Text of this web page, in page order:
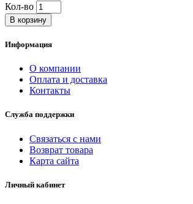
Кол-во
В корзину
Информация
О компании
Оплата и доставка
Контакты
Служба поддержки
Связаться с нами
Возврат товара
Карта сайта
Личный кабинет